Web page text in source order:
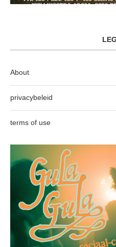
About
privacybeleid
terms of use